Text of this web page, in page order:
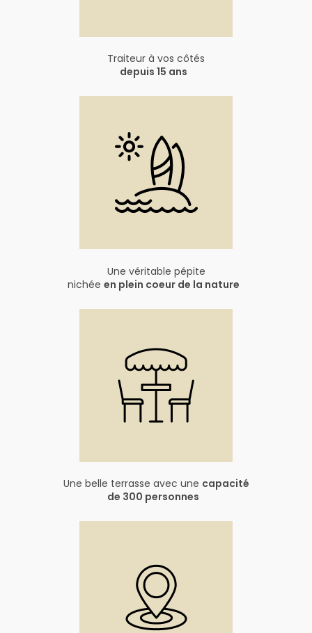
Traiteur à vos côtés
depuis 15 ans
Une véritable pépite
nichée en plein coeur de la nature
Une belle terrasse avec une capacité
de 300 personnes